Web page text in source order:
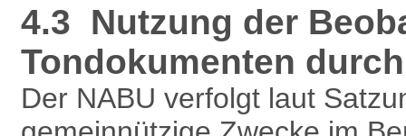
4.3 Nutzung der
Tondokumenten
Der NABU verfolgt laut